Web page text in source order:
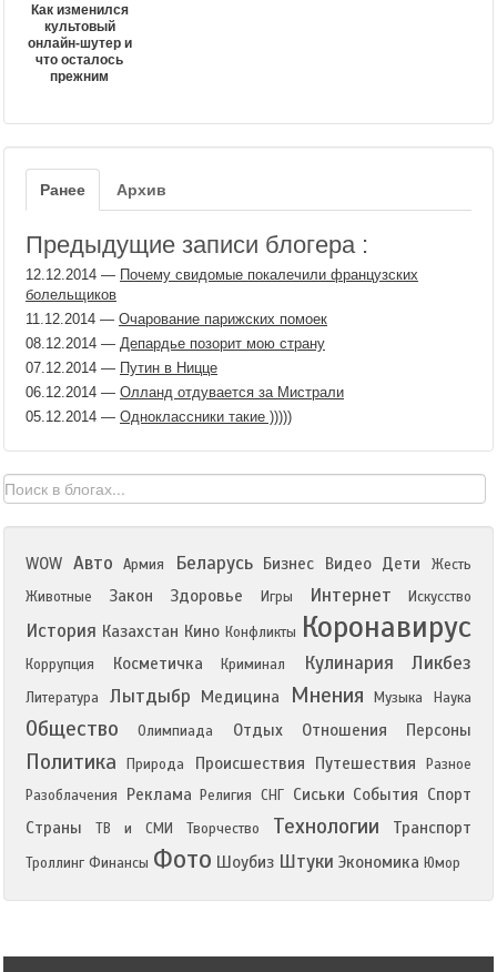
Как изменился
культовый
онлайн-шутер и
что осталось
прежним
Ранее Архив
Предыдущие записи блогера :
12.12.2014 — Почему свидомые покалечили французских
болельщиков
11.12.2014 — Очарование парижских помоек
08.12.2014 — Депардье позорит мою страну
07.12.2014 — Путин в Ницце
06.12.2014 — Oлланд отдувается за Мистрали
05.12.2014 — Одноклассники такие )))))
WOW Авто Армия Беларусь Бизнес Видео Дети
Жесть
Животные
Закон Здоровье Игры Интернет Искусство
История Казахстан Кино Конфликты Коронавирус
Коррупция Косметичка Криминал Кулинария Ликбез
Литература Лытдыбр Медицина Мнения Музыка Наука
Общество Олимпиада Отдых Отношения Персоны
Политика Природа Происшествия Путешествия
Разное
Разоблачения
Реклама Религия СНГ Сиськи События Спорт
Страны
ТВ и СМИ Творчество Технологии Транспорт
Троллинг Финансы Фото Шоубиз Штуки Экономика Юмор